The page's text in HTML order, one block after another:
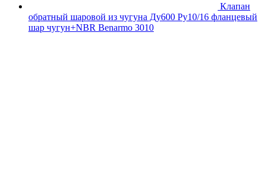
Клапан
обратный шаровой из чугуна Ду600 Ру10/16 фланцевый
шар чугун+NBR Benarmo 3010